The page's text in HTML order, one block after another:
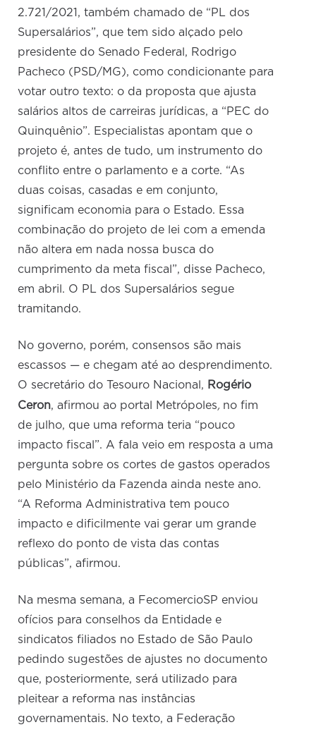
2.721/2021, também chamado de “PL dos
Supersalários”, que tem sido alçado pelo
presidente do Senado Federal, Rodrigo
Pacheco (PSD/MG), como condicionante para
votar outro texto: o da proposta que ajusta
salários altos de carreiras jurídicas, a “PEC do
Quinquênio”. Especialistas apontam que o
projeto é, antes de tudo, um instrumento do
conflito entre o parlamento e a corte. “As
duas coisas, casadas e em conjunto,
significam economia para o Estado. Essa
combinação do projeto de lei com a emenda
não altera em nada nossa busca do
cumprimento da meta fiscal”, disse Pacheco,
em abril. O PL dos Supersalários segue
tramitando.
No governo, porém, consensos são mais
escassos — e chegam até ao desprendimento.
O secretário do Tesouro Nacional, Rogério
Ceron, afirmou ao portal Metrópoles, no fim
de julho, que uma reforma teria “pouco
impacto fiscal”. A fala veio em resposta a uma
pergunta sobre os cortes de gastos operados
pelo Ministério da Fazenda ainda neste ano.
“A Reforma Administrativa tem pouco
impacto e dificilmente vai gerar um grande
reflexo do ponto de vista das contas
públicas”, afirmou.
Na mesma semana, a FecomercioSP enviou
ofícios para conselhos da Entidade e
sindicatos filiados no Estado de São Paulo
pedindo sugestões de ajustes no documento
que, posteriormente, será utilizado para
pleitear a reforma nas instâncias
governamentais. No texto, a Federação